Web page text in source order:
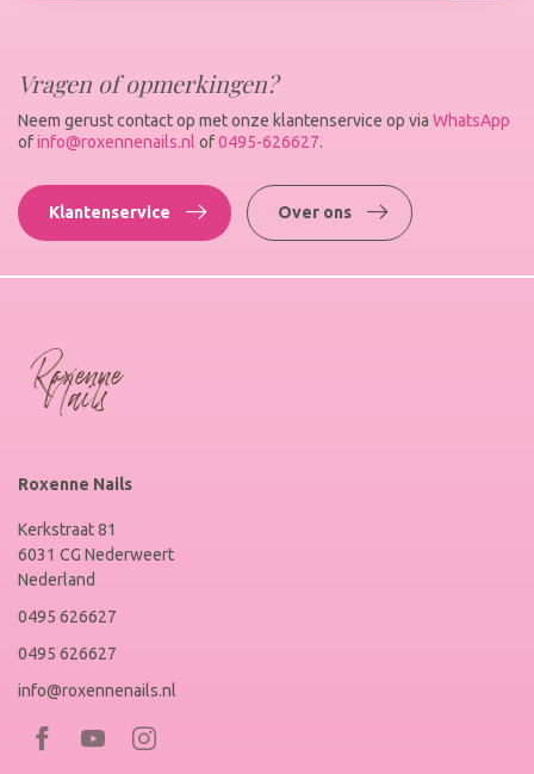
Vragen of opmerkingen?
Neem gerust contact op met onze klantenservice op via WhatsApp
ofinfo@roxennenails.nl of0495-626627.
Klantenservice Over ons
Roxenne Nails
Kerkstraat 81
6031 CG Nederweert
Nederland
0495 626627
0495 626627
info@roxennenails.nl
Bezoek